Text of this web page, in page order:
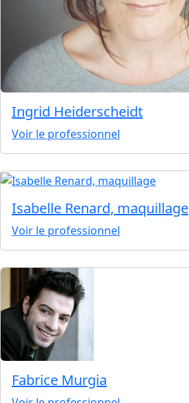
Ingrid Heiderscheidt
Voir le professionnel
Isabelle Renard, maquillage
Voir le professionnel
Fabrice Murgia